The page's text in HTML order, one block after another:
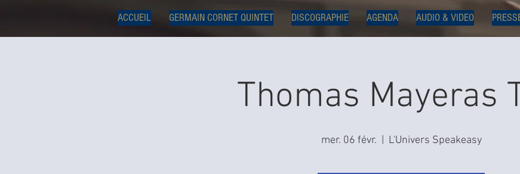
ACCUEIL GERMAIN CORNET QUINTET DISCOGRAPHIE AGENDA AUDIO & VIDEO
Thomas Mayeras
mer. 06 févr. L'Univers Speakeasy